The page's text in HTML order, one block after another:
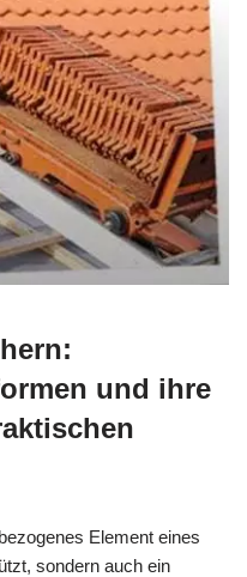
und ihre
Element eines
sondern auch ein